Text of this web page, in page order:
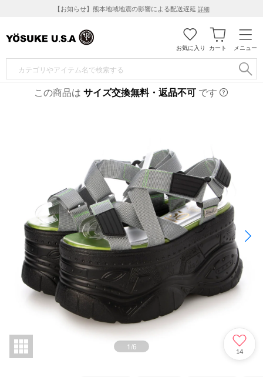
【お知らせ】熊本地域地震の影響による配送遅延 詳細
メニュー
カート
お気に入り
この商品は サイズ交換無料・返品不可 です
1/6
14